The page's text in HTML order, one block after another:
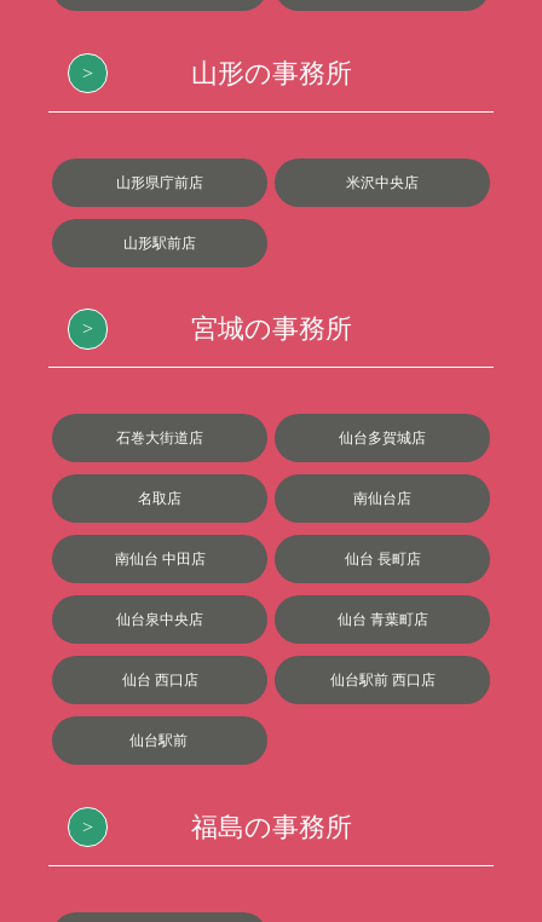
山形の事務所
山形県庁前店 米沢中央店
山形駅前店
宮城の事務所
石巻大街道店 仙台多賀城店
名取店 南仙台店
南仙台 中田店 仙台 長町店
仙台泉中央店 仙台 青葉町店
仙台 西口店 仙台駅前 西口店
仙台駅前
福島の事務所